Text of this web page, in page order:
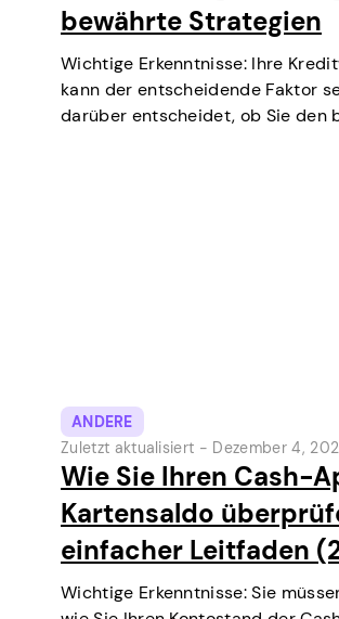
bewährte Strategien
Wichtige Erkenntnisse: Ihre
kann der entscheidende Faktor
darüber entscheidet, ob Sie den
ANDERE
Zuletzt aktualisiert - Dezember 4,
Wie Sie Ihren Cash-
Kartensaldo
einfacher Leitfaden
Wichtige Erkenntnisse: Sie